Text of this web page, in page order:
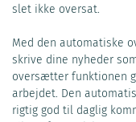
slet ikke oversat.
Med den automatiske
skrive dine nyheder
oversætter funktionen
arbejdet. Den
rigtig god til daglig